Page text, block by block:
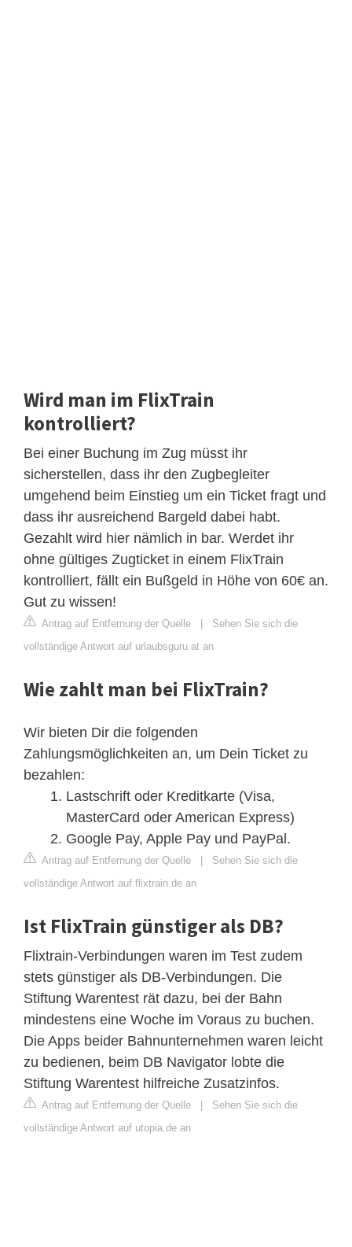
Wird man im FlixTrain
kontrolliert?
Bei einer Buchung im Zug müsst ihr
sicherstellen, dass ihr den Zugbegleiter
umgehend beim Einstieg um ein Ticket fragt und
dass ihr ausreichend Bargeld dabei habt.
Gezahlt wird hier nämlich in bar. Werdet ihr
ohne gültiges Zugticket in einem FlixTrain
kontrolliert, fällt ein Bußgeld in Höhe von 60€ an.
Gut zu wissen!
Antrag auf Entfernung der Quelle | Sehen Sie sich die
vollständige Antwort auf urlaubsguru.at an
Wie zahlt man bei FlixTrain?
Wir bieten Dir die folgenden
Zahlungsmöglichkeiten an, um Dein Ticket zu
bezahlen:
Lastschrift oder Kreditkarte (Visa,
MasterCard oder American Express)
Google Pay, Apple Pay und PayPal.
Antrag auf Entfernung der Quelle | Sehen Sie sich die
vollständige Antwort auf flixtrain.de an
Ist FlixTrain günstiger als DB?
Flixtrain-Verbindungen waren im Test zudem
stets günstiger als DB-Verbindungen. Die
Stiftung Warentest rät dazu, bei der Bahn
mindestens eine Woche im Voraus zu buchen.
Die Apps beider Bahnunternehmen waren leicht
zu bedienen, beim DB Navigator lobte die
Stiftung Warentest hilfreiche Zusatzinfos.
Antrag auf Entfernung der Quelle | Sehen Sie sich die
vollständige Antwort auf utopia.de an